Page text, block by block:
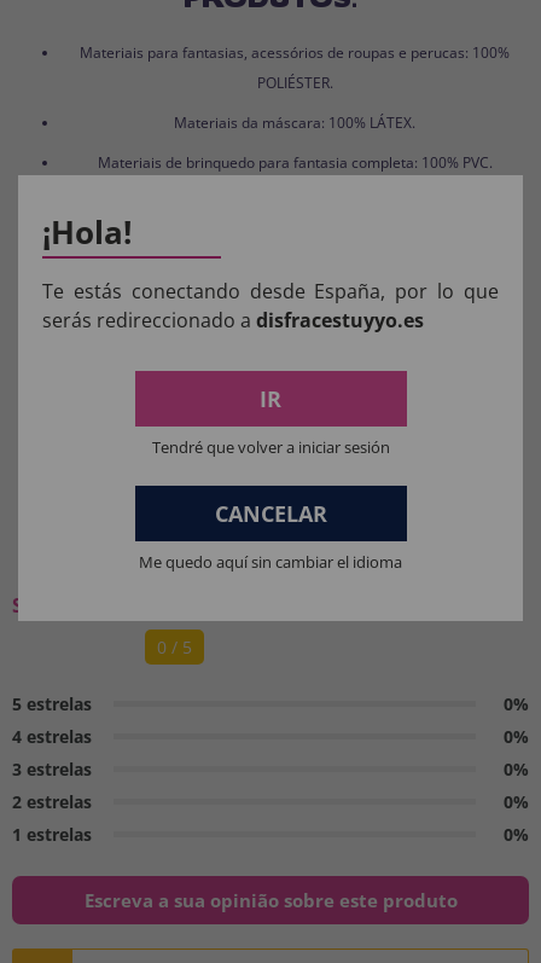
Materiais para fantasias, acessórios de roupas e perucas: 100%
POLIÉSTER.
Materiais da máscara: 100% LÁTEX.
Materiais de brinquedo para fantasia completa: 100% PVC.
Aviso: Todos os produtos destinados a crianças
menores de 36 meses devem ser supervisionados
por um adulto.
O QUE OS NOSSOS CLIENTES
PENSAM:
Seja o primeiro a deixar a sua opinião
0 / 5
5 estrelas
0%
4 estrelas
0%
3 estrelas
0%
2 estrelas
0%
1 estrelas
0%
Escreva a sua opinião sobre este produto
¡Hola!
Te estás conectando desde España, por lo que
serás redireccionado a disfracestuyyo.es
IR
Tendré que volver a iniciar sesión
CANCELAR
Me quedo aquí sin cambiar el idioma